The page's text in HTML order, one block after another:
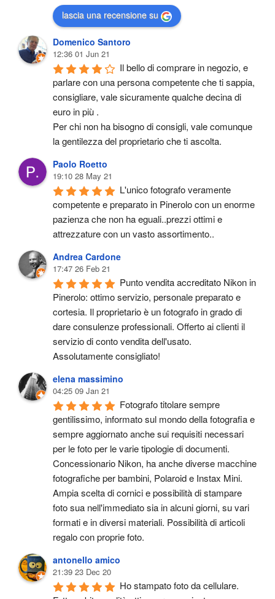
lascia una recensione su
Domenico Santoro
12:36 01 Jun 21
Il bello di comprare in negozio, e
parlare con una persona competente che ti sappia,
consigliare, vale sicuramente qualche decina di
euro in più .
Per chi non ha bisogno di consigli, vale comunque
la gentilezza del proprietario che ti ascolta.
Paolo Roetto
19:10 28 May 21
L'unico fotografo veramente
competente e preparato in Pinerolo con un enorme
pazienza che non ha eguali..prezzi ottimi e
attrezzature con un vasto assortimento..
Andrea Cardone
17:47 26 Feb 21
Punto vendita accreditato Nikon in
Pinerolo: ottimo servizio, personale preparato e
cortesia. Il proprietario è un fotografo in grado di
dare consulenze professionali. Offerto ai clienti il
servizio di conto vendita dell'usato.
Assolutamente consigliato!
elena massimino
04:25 09 Jan 21
Fotografo titolare sempre
gentilissimo, informato sul mondo della fotografia e
sempre aggiornato anche sui requisiti necessari
per le foto per le varie tipologie di documenti.
Concessionario Nikon, ha anche diverse macchine
fotografiche per bambini, Polaroid e Instax Mini.
Ampia scelta di cornici e possibilità di stampare
foto sua nell'immediato sia in alcuni giorni, su vari
formati e in diversi materiali. Possibilità di articoli
regalo con proprie foto.
antonello amico
21:39 23 Dec 20
Ho stampato foto da cellulare.